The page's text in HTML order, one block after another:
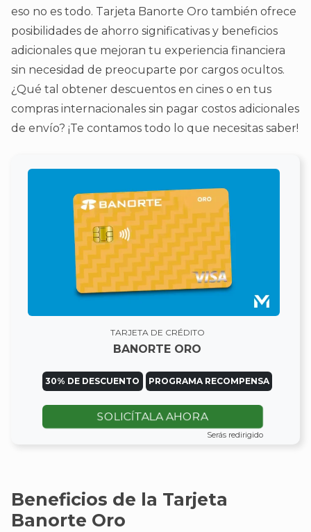
eso no es todo. Tarjeta Banorte Oro también ofrece
posibilidades de ahorro significativas y beneficios
adicionales que mejoran tu experiencia financiera
sin necesidad de preocuparte por cargos ocultos.
¿Qué tal obtener descuentos en cines o en tus
compras internacionales sin pagar costos adicionales
de envío? ¡Te contamos todo lo que necesitas saber!
TARJETA DE CRÉDITO
BANORTE ORO
30% DE DESCUENTO PROGRAMA RECOMPENSA
SOLICÍTALA AHORA
Serás redirigido
Beneficios de la Tarjeta
Banorte Oro